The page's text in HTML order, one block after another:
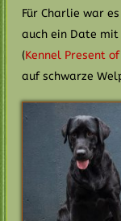
Für Charlie war
auch ein Date mit
(Kennel Present
auf schwarze